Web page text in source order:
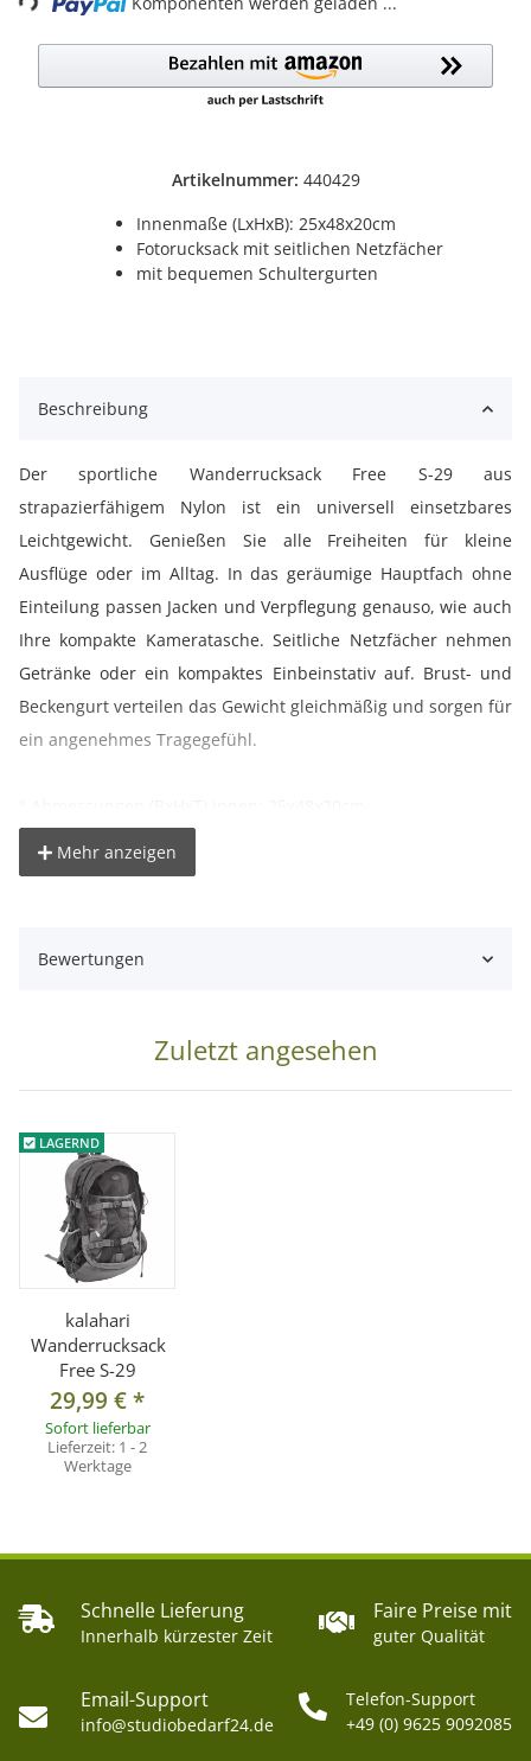
Artikelnummer: 440429
Innenmaße (LxHxB): 25x48x20cm
Fotorucksack mit seitlichen Netzfächer
mit bequemen Schultergurten
Beschreibung
Der sportliche Wanderrucksack Free S-29 aus
strapazierfähigem Nylon ist ein universell einsetzbares
Leichtgewicht. Genießen Sie alle Freiheiten für kleine
Ausflüge oder im Alltag. In das geräumige Hauptfach ohne
Einteilung passen Jacken und Verpflegung genauso, wie auch
Ihre kompakte Kameratasche. Seitliche Netzfächer nehmen
Getränke oder ein kompaktes Einbeinstativ auf. Brust- und
Beckengurt verteilen das Gewicht gleichmäßig und sorgen für
ein angenehmes Tragegefühl.
Mehr anzeigen
Bewertungen
Zuletzt angesehen
LAGERND
kalahari
Wanderrucksack
Free S-29
29,99 €*
Sofort lieferbar
Lieferzeit: 1 - 2
Werktage
Schnelle Lieferung
Innerhalb kürzester Zeit
Faire Preise mit
guter Qualität
Email-Support
info@studiobedarf24.de
Telefon-Support
+49 (0) 9625 9092085